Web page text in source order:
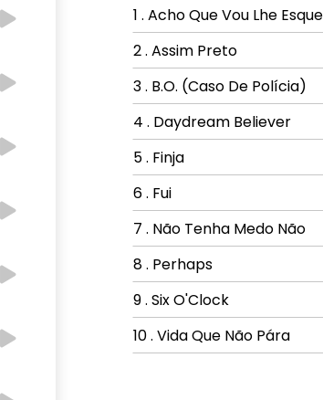
1 . Acho Que Vou Lhe
2 . Assim Preto
3 . B.O. (Caso De Polícia)
4 . Daydream Believer
5 . Finja
6 . Fui
7 . Não Tenha Medo Não
8 . Perhaps
9 . Six O'Clock
10 . Vida Que Não Pára